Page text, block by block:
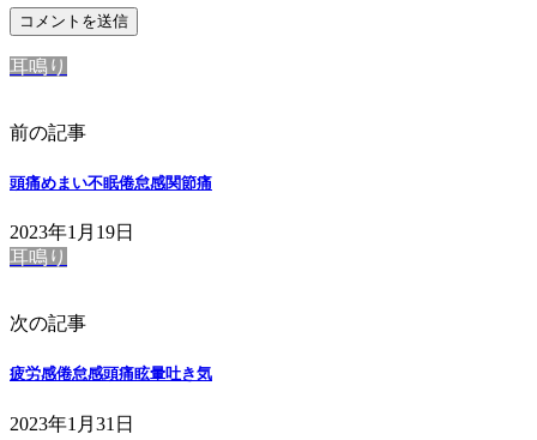
耳鳴り
前の記事
頭痛めまい不眠倦怠感関節痛
2023年1月19日
耳鳴り
次の記事
疲労感倦怠感頭痛眩暈吐き気
2023年1月31日